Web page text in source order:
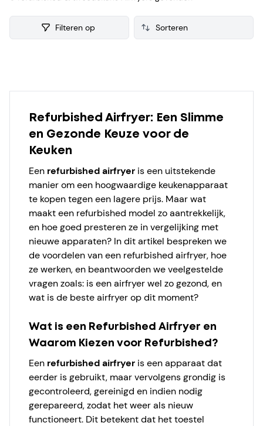
reviews, zodat je een weloverwogen keuze kunt maken bij je
aankoop.
Filteren op
Refurbished Airfryer: Een Slimme
en Gezonde Keuze voor de
Keuken
Een refurbished airfryer is een uitstekende
manier om een hoogwaardige keukenapparaat
te kopen tegen een lagere prijs. Maar wat
maakt een refurbished model zo aantrekkelijk,
en hoe goed presteren ze in vergelijking met
nieuwe apparaten? In dit artikel bespreken we
de voordelen van een refurbished airfryer, hoe
ze werken, en beantwoorden we veelgestelde
vragen zoals: is een airfryer wel zo gezond, en
wat is de beste airfryer op dit moment?
Wat is een Refurbished Airfryer en
Waarom Kiezen voor Refurbished?
Een refurbished airfryer is een apparaat dat
eerder is gebruikt, maar vervolgens grondig is
gecontroleerd, gereinigd en indien nodig
gerepareerd, zodat het weer als nieuw
functioneert. Dit betekent dat het toestel